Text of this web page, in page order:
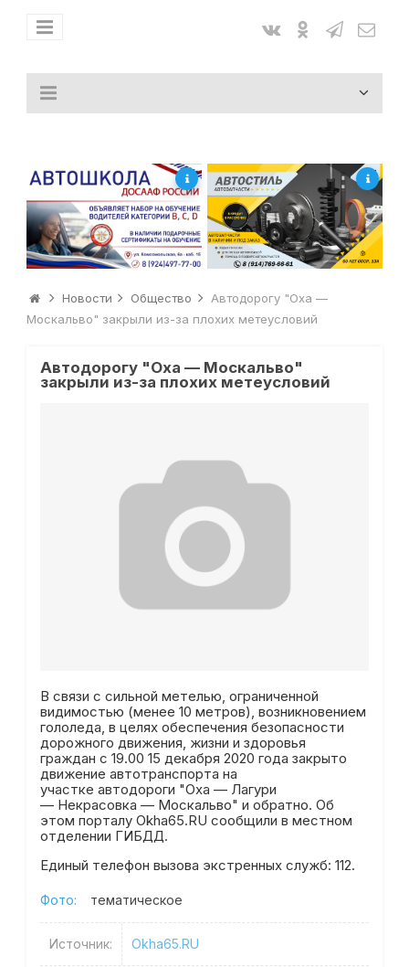
Новости Общество
Автодорогу "Оха —
Москальво" закрыли из-за плохих метеусловий
Автодорогу "Оха — Москальво"
закрыли из-за плохих метеусловий
В связи с сильной метелью, ограниченной
видимостью (менее 10 метров), возникновением
гололеда, в целях обеспечения безопасности
дорожного движения, жизни и здоровья
граждан с 19.00 15 декабря 2020 года закрыто
движение автотранспорта на
участке автодороги "Оха — Лагури
— Некрасовка — Москальво" и обратно. Об
этом порталу Okha65.RU сообщили в местном
отделении ГИБДД.
Единый телефон вызова экстренных служб: 112.
Фото: тематическое
Источник: Okha65.RU